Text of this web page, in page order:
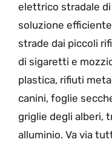
elettrico stradale
soluzione
strade dai piccoli
di sigaretti e
plastica, rifiuti
canini, foglie
griglie degli alberi,
alluminio. Va via